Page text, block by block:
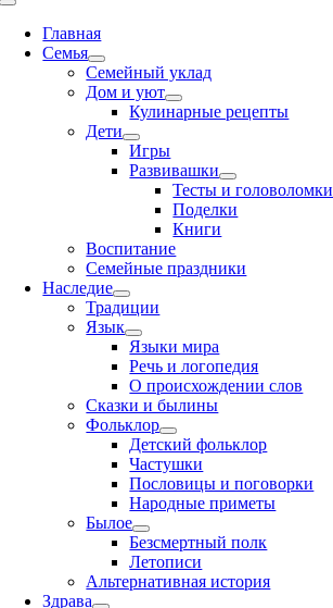
Toggle
NavigationГлавная
Семья
Семейный уклад
Дом и уют
Кулинарные рецепты
Дети
Игры
Развивашки
Тесты и головоломки
Поделки
Книги
Воспитание
Семейные праздники
Наследие
Традиции
Язык
Языки мира
Речь и логопедия
О происхождении слов
Сказки и былины
Фольклор
Детский фольклор
Частушки
Пословицы и поговорки
Народные приметы
Былое
Безсмертный полк
Летописи
Альтернативная история
Здрава